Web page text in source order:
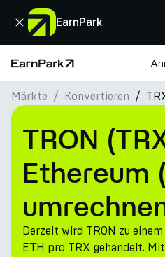
EarnPark
Schließen
Startseite
Produkte
Märkte
Rechner
PARK Token
Ressourcen
Unternehmen
Märkte Konvertieren
TRON
Ethereum
Derzeit wird TRON zu
ETH pro TRX gehandelt.